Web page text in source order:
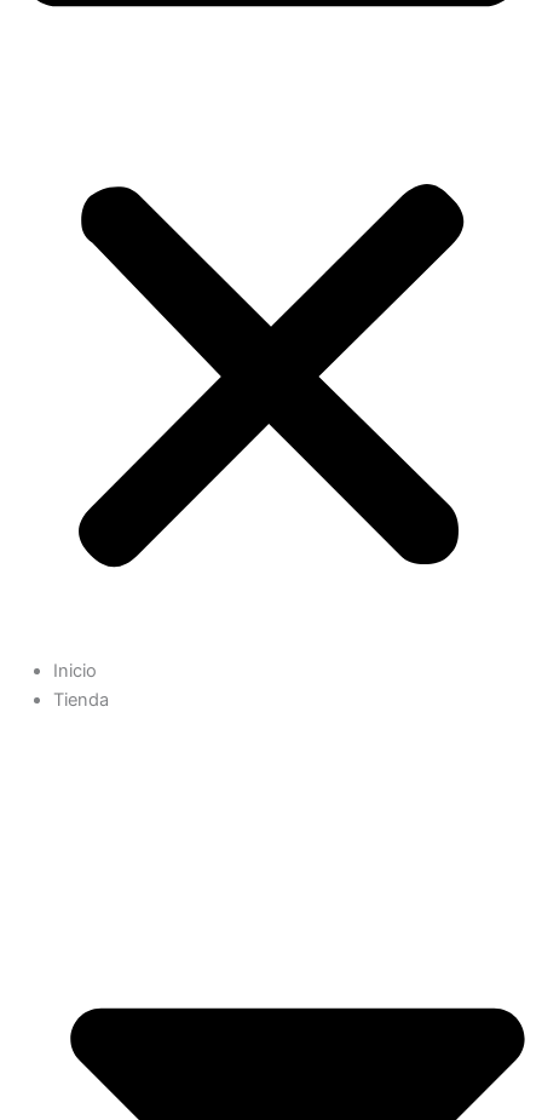
Inicio
Tienda